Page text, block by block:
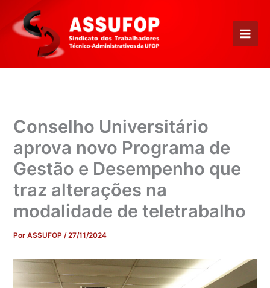
para
conteúdo
Conselho Universitário
aprova novo Programa de
Gestão e Desempenho que
traz alterações na
modalidade de teletrabalho
PorASSUFOP/27/11/2024